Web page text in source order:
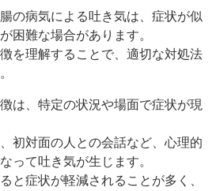
の病気による吐き気は、症状が似
困難な場合があります。
を理解することで、適切な対処法
は、特定の状況や場面で症状が現
初対面の人との会話など、心理的
って吐き気が生じます。
と症状が軽減されることが多く、